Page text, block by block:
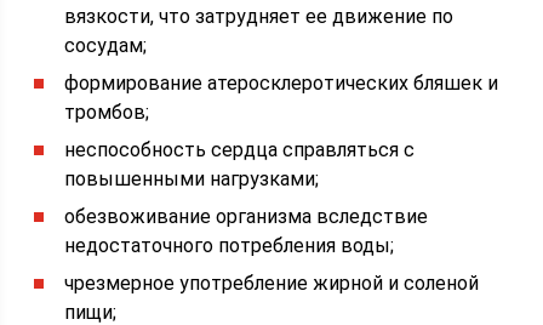
вязкости, что затрудняет ее движение по
сосудам;
формирование атеросклеротических бляшек и
тромбов;
неспособность сердца справляться с
повышенными нагрузками;
обезвоживание организма вследствие
недостаточного потребления воды;
чрезмерное употребление жирной и соленой
пищи;